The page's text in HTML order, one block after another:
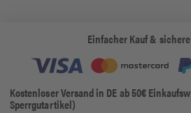
Einfacher Kauf &
Kostenloser Versand in DE ab 50€
Sperrgutartikel)